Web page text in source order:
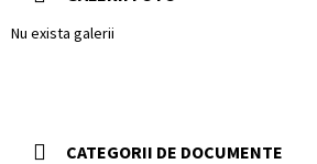
Nu exista galerii
CATEGORII DE DOCUMENTE